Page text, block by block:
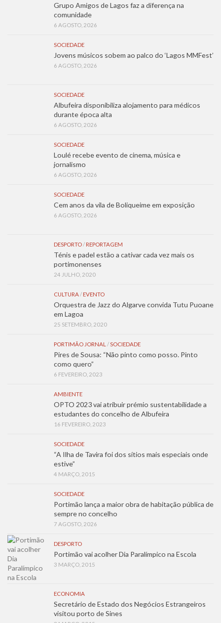
Grupo Amigos de Lagos faz a diferença na
comunidade
6 AGOSTO, 2026
SOCIEDADE
Jovens músicos sobem ao palco do ‘Lagos MMFest’
6 AGOSTO, 2026
SOCIEDADE
Albufeira disponibiliza alojamento para médicos
durante época alta
6 AGOSTO, 2026
SOCIEDADE
Loulé recebe evento de cinema, música e
jornalismo
6 AGOSTO, 2026
SOCIEDADE
Cem anos da vila de Boliqueime em exposição
6 AGOSTO, 2026
DESPORTO/ REPORTAGEM
Ténis e padel estão a cativar cada vez mais os
portimonenses
24 JULHO, 2020
CULTURA/ EVENTO
Orquestra de Jazz do Algarve convida Tutu Puoane
em Lagoa
25 SETEMBRO, 2020
PORTIMÃO JORNAL /SOCIEDADE
Pires de Sousa: “Não pinto como posso. Pinto
como quero”
6 FEVEREIRO, 2023
AMBIENTE
OPTO 2023 vai atribuir prémio sustentabilidade a
estudantes do concelho de Albufeira
16 FEVEREIRO, 2023
SOCIEDADE
“A Ilha de Tavira foi dos sítios mais especiais onde
estive”
4 MARÇO, 2015
SOCIEDADE
Portimão lança a maior obra de habitação pública de
sempre no concelho
7 AGOSTO, 2026
DESPORTO
Portimão vai acolher Dia Paralímpico na Escola
3 MARÇO, 2015
ECONOMIA
Secretário de Estado dos Negócios Estrangeiros
visitou porto de Sines